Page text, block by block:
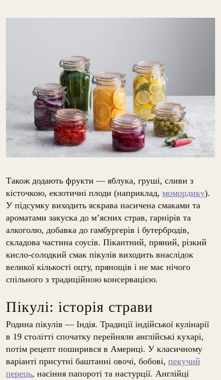
Також додають фрукти — яблука, груші, сливи з
кісточкою, екзотичні плоди (наприклад, момордику).
У підсумку виходить яскрава насичена смаками та
ароматами закуска до м’ясних страв, гарнірів та
алкоголю, добавка до гамбургерів і бутербродів,
складова частина соусів. Пікантний, пряний, різкий
кисло-солодкий смак пікулів виходить внаслідок
великої кількості оцту, прянощів і не має нічого
спільного з традиційною консервацією.
Пікулі: історія страви
Родина пікулів — Індія. Традиції індійської кулінарії
в 19 столітті спочатку перейняли англійські кухарі,
потім рецепт поширився в Америці. У класичному
варіанті присутні баштанні овочі, бобові, пекучий
перець, насіння папороті та настурції. Англійці